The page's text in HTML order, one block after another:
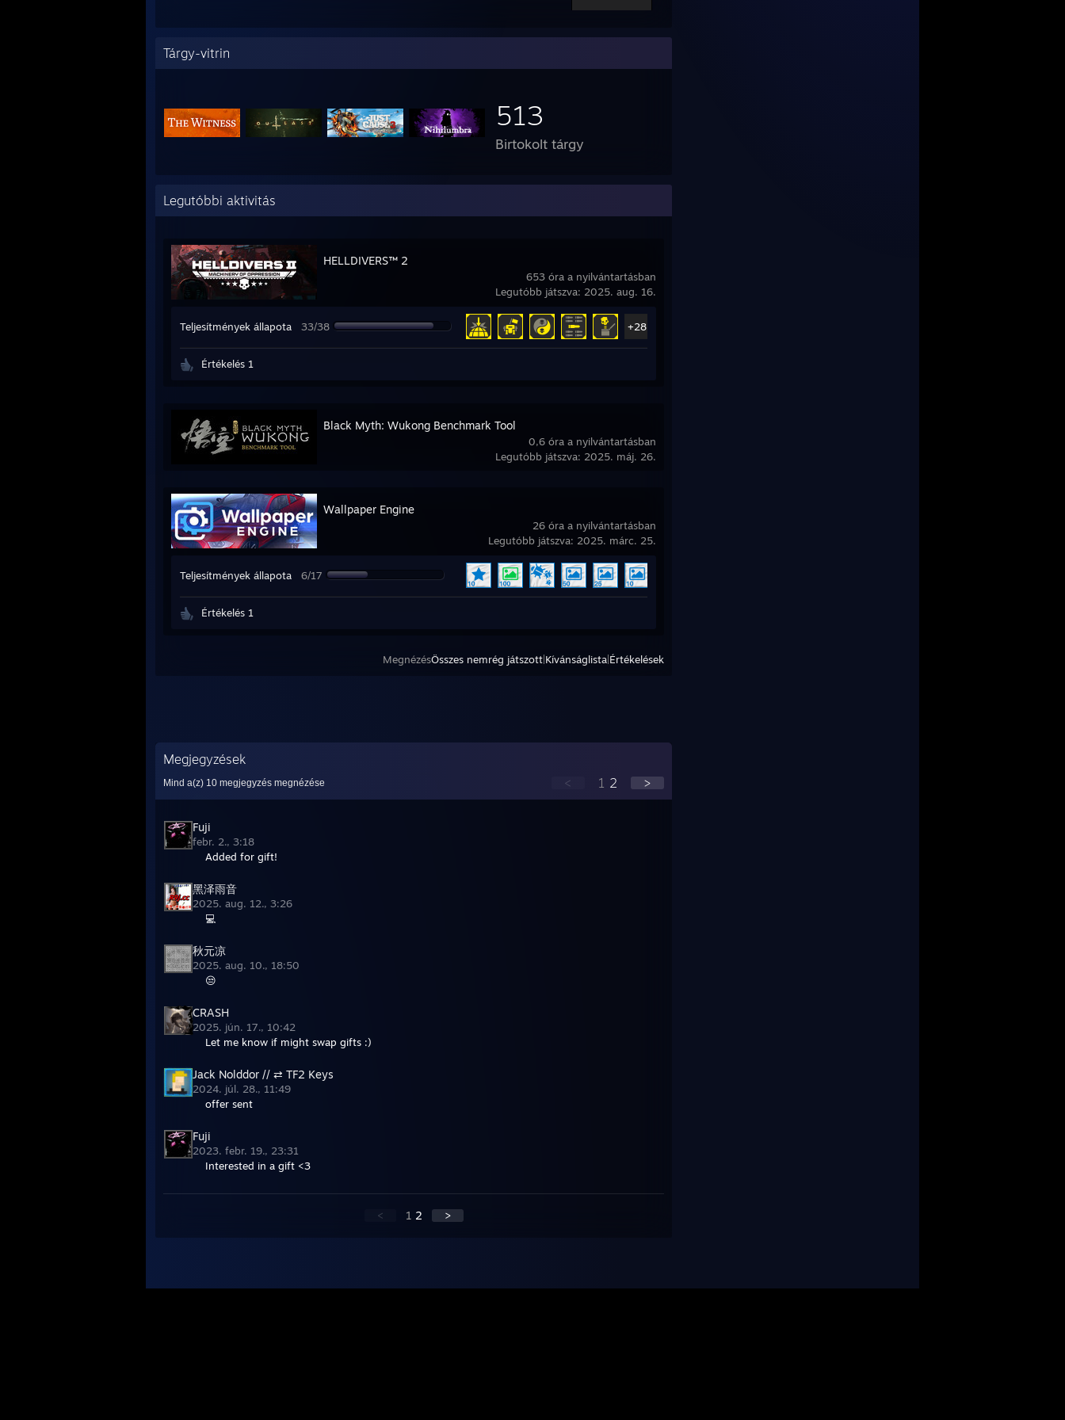
Tárgy-vitrin
513
Birtokolt tárgy
Legutóbbi aktivitás
653 óra a nyilvántartásban
Legutóbb játszva: 2025. aug. 16.
HELLDIVERS™ 2
Teljesítmények állapota 33/38 +28
Értékelés 1
0,6 óra a nyilvántartásban
Legutóbb játszva: 2025. máj. 26.
Black Myth: Wukong Benchmark Tool
26 óra a nyilvántartásban
Legutóbb játszva: 2025. márc. 25.
Wallpaper Engine
Teljesítmények állapota 6/17
Értékelés 1
MegnézésÖsszes nemrég játszott Kívánságlista Értékelések
Megjegyzések
Mind a(z) 10 megjegyzés megnézése < 1 2 >
Fuji
febr. 2., 3:18
Added for gift!
黑泽雨音
2025. aug. 12., 3:26
💻
秋元凉
2025. aug. 10., 18:50
😒
CRASH
2025. jún. 17., 10:42
Let me know if might swap gifts :)
Jack Nolddor // ⇄ TF2 Keys
2024. júl. 28., 11:49
offer sent
Fuji
2023. febr. 19., 23:31
Interested in a gift <3
< 1 2 >